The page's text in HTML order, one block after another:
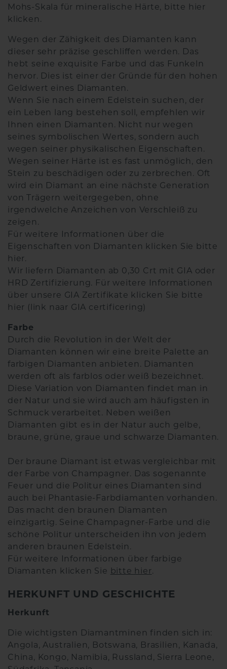
Mohs-Skala für mineralische Härte, bitte hier
klicken.
Wegen der Zähigkeit des Diamanten kann
dieser sehr präzise geschliffen werden. Das
hebt seine exquisite Farbe und das Funkeln
hervor. Dies ist einer der Gründe für den hohen
Geldwert eines Diamanten.
Wenn Sie nach einem Edelstein suchen, der
ein Leben lang bestehen soll, empfehlen wir
Ihnen einen Diamanten. Nicht nur wegen
seines symbolischen Wertes, sondern auch
wegen seiner physikalischen Eigenschaften.
Wegen seiner Härte ist es fast unmöglich, den
Stein zu beschädigen oder zu zerbrechen. Oft
wird ein Diamant an eine nächste Generation
von Trägern weitergegeben, ohne
irgendwelche Anzeichen von Verschleiß zu
zeigen.
Für weitere Informationen über die
Eigenschaften von Diamanten klicken Sie bitte
hier.
Wir liefern Diamanten ab 0,30 Crt mit GIA oder
HRD Zertifizierung. Für weitere Informationen
über unsere GIA Zertifikate klicken Sie bitte
hier (link naar GIA certificering)
Farbe
Durch die Revolution in der Welt der
Diamanten können wir eine breite Palette an
farbigen Diamanten anbieten. Diamanten
werden oft als farblos oder weiß bezeichnet.
Diese Variation von Diamanten findet man in
der Natur und sie wird auch am häufigsten in
Schmuck verarbeitet. Neben weißen
Diamanten gibt es in der Natur auch gelbe,
braune, grüne, graue und schwarze Diamanten.
Der braune Diamant ist etwas vergleichbar mit
der Farbe von Champagner. Das sogenannte
Feuer und die Politur eines Diamanten sind
auch bei Phantasie-Farbdiamanten vorhanden.
Das macht den braunen Diamanten
einzigartig. Seine Champagner-Farbe und die
schöne Politur unterscheiden ihn von jedem
anderen braunen Edelstein.
Für weitere Informationen über farbige
Diamanten klicken Sie
bitte hier.
HERKUNFT UND GESCHICHTE
Herkunft
Die wichtigsten Diamantminen finden sich in:
Angola, Australien, Botswana, Brasilien, Kanada,
China, Kongo, Namibia, Russland, Sierra Leone,